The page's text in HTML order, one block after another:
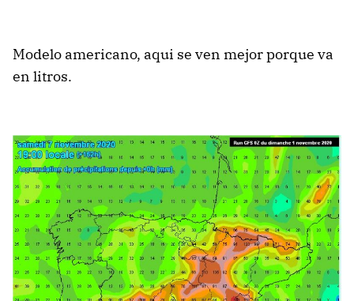
Modelo americano, aqui se ven mejor porque va
en litros.